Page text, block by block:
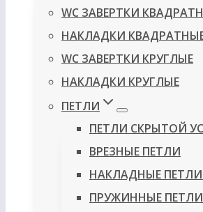
WC ЗАВЕРТКИ
НАКЛАДКИ
WC ЗАВЕРТКИ КРУГЛЫЕ
НАКЛАДКИ КРУГЛЫЕ
ПЕТЛИ
ПЕТЛИ СКРЫТОЙ
ВРЕЗНЫЕ ПЕТЛИ
НАКЛАДНЫЕ ПЕТЛИ
ПРУЖИННЫЕ